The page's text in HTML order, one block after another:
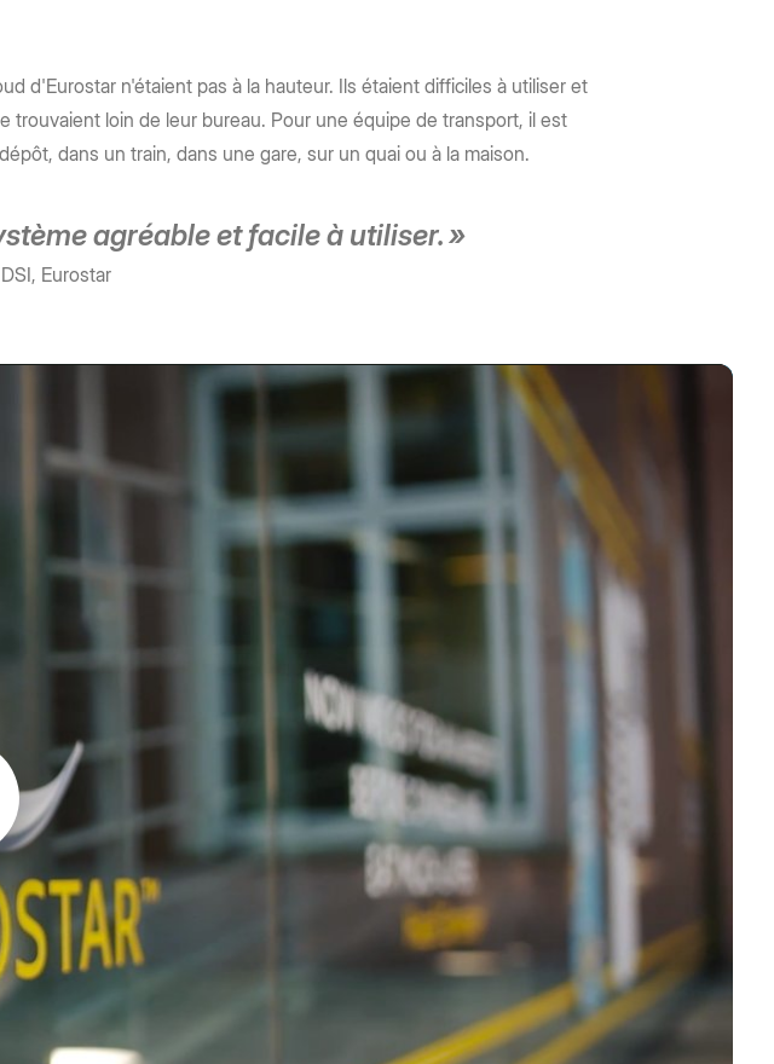
d'Eurostar n'étaient pas à la hauteur. Ils étaient difficiles à utiliser et
trouvaient loin de leur bureau. Pour une équipe de transport, il est
dans un train, dans une gare, sur un quai ou à la maison.
agréable et facile à utiliser. »
Eurostar